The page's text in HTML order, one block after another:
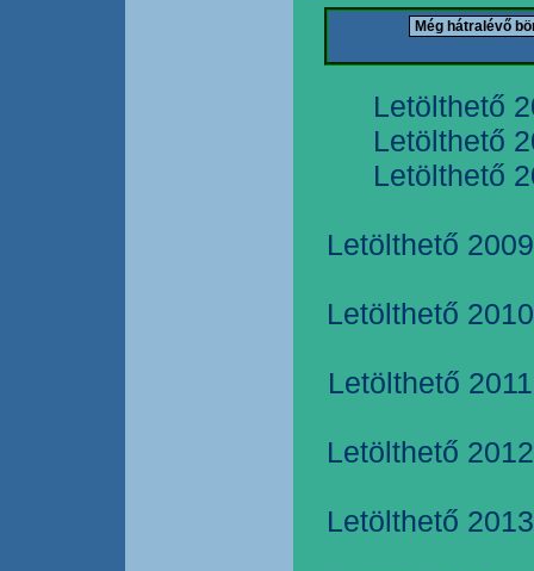
Letölthető
Letölthető
Letölthető
Letölthető
Letölthető
Letölthető
Letölthető
Letölthető